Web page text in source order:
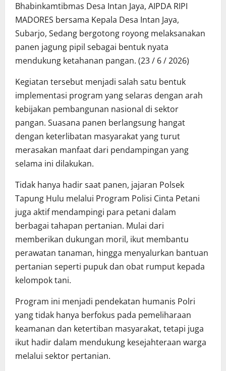
Bhabinkamtibmas Desa Intan Jaya, AIPDA RIPI
MADORES bersama Kepala Desa Intan Jaya,
Subarjo, Sedang bergotong royong melaksanakan
panen jagung pipil sebagai bentuk nyata
mendukung ketahanan pangan. (23 / 6 / 2026)
Kegiatan tersebut menjadi salah satu bentuk
implementasi program yang selaras dengan arah
kebijakan pembangunan nasional di sektor
pangan. Suasana panen berlangsung hangat
dengan keterlibatan masyarakat yang turut
merasakan manfaat dari pendampingan yang
selama ini dilakukan.
Tidak hanya hadir saat panen, jajaran Polsek
Tapung Hulu melalui Program Polisi Cinta Petani
juga aktif mendampingi para petani dalam
berbagai tahapan pertanian. Mulai dari
memberikan dukungan moril, ikut membantu
perawatan tanaman, hingga menyalurkan bantuan
pertanian seperti pupuk dan obat rumput kepada
kelompok tani.
Program ini menjadi pendekatan humanis Polri
yang tidak hanya berfokus pada pemeliharaan
keamanan dan ketertiban masyarakat, tetapi juga
ikut hadir dalam mendukung kesejahteraan warga
melalui sektor pertanian.